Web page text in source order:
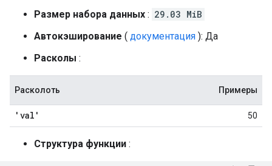
Размер набора данных : 29.03 MiB
Автокэширование ( документация ): Да
Расколы :
Расколоть Примеры
'val' 50
Структура функции :